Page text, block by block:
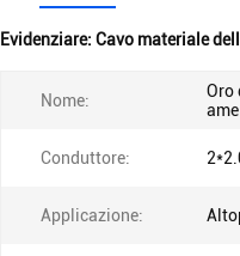
Evidenziare: Cavo materiale
Nome:
Oro
Conduttore:
Applicazione: